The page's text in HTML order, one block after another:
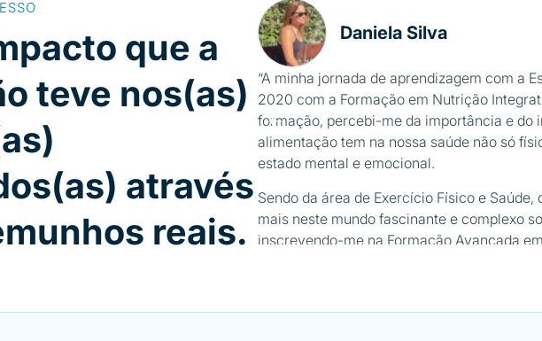
que a
teve nos(as)
através
reais.
Daniela Silva
“A minha jornada de aprendizagem com a
2020 com a Formação em Nutrição
formação, percebi-me da importância e do
alimentação tem na nossa saúde não só
estado mental e emocional.
Sendo da área de Exercício Físico e
mais neste mundo fascinante e complexo
inscrevendo-me na Formação Avançada